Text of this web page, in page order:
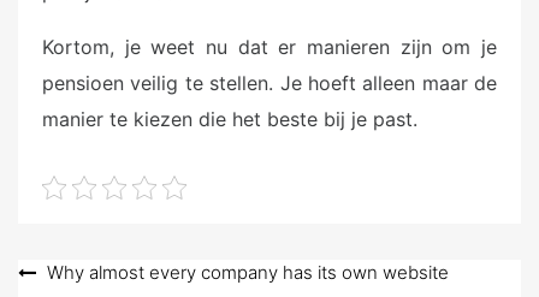
Kortom, je weet nu dat er manieren zijn om je
pensioen veilig te stellen. Je hoeft alleen maar de
manier te kiezen die het beste bij je past.
PostWhy almost every company has its own website